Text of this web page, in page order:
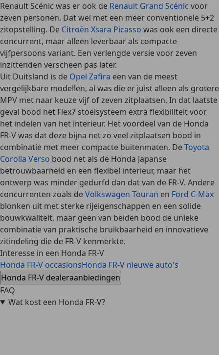
Renault Scénic was er ook de Renault Grand Scénic voor
zeven personen. Dat wel met een meer conventionele 5+2
zitopstelling. De Citroën Xsara Picasso was ook een directe
concurrent, maar alleen leverbaar als compacte
vijfpersoons variant. Een verlengde versie voor zeven
inzittenden verscheen pas later.
Uit Duitsland is de Opel Zafira een van de meest
vergelijkbare modellen, al was die er juist alleen als grotere
MPV met naar keuze vijf of zeven zitplaatsen. In dat laatste
geval bood het Flex7 stoelsysteem extra flexibiliteit voor
het indelen van het interieur. Het voordeel van de Honda
FR-V was dat deze bijna net zo veel zitplaatsen bood in
combinatie met meer compacte buitenmaten. DeToyota
Corolla Verso bood net als de Honda Japanse
betrouwbaarheid en een flexibel interieur, maar het
ontwerp was minder gedurfd dan dat van de FR-V. Andere
concurrenten zoals deVolkswagen Touran en Ford C-Max
blonken uit met sterke rijeigenschappen en een solide
bouwkwaliteit, maar geen van beiden bood de unieke
combinatie van praktische bruikbaarheid en innovatieve
zitindeling die de FR-V kenmerkte.
Interesse in een Honda FR-V
Honda FR-V occasionsHonda FR-V nieuwe auto's
Honda FR-V dealeraanbiedingen
FAQ
Wat kost een Honda FR-V?